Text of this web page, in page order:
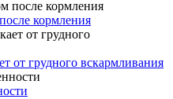
кормления
от грудного вскармливания